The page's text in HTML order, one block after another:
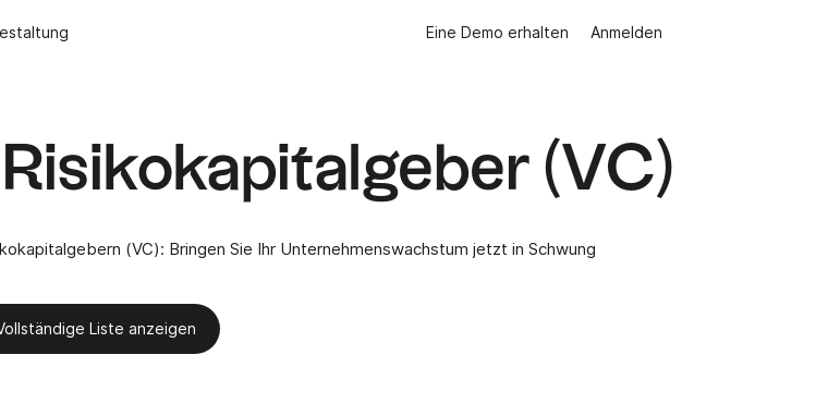
Eine Demo erhalten Anmelden
(VC)
(VC): Bringen Sie Ihr Unternehmenswachstum jetzt in Schwung
Liste anzeigen